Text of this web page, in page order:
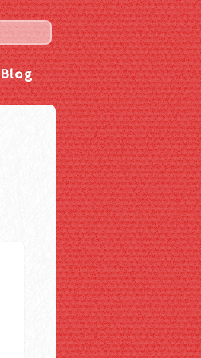
Blog